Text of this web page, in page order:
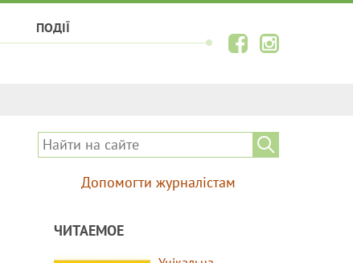
ПОДІЇ
Допомогти журналістам
ЧИТАЕМОЕ